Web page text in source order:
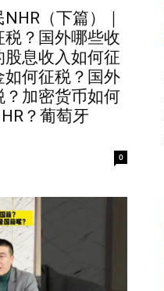
（下篇）｜
税？国外哪些收
股息收入如何征
何征税？国外
？加密货币如何
？葡萄牙
0